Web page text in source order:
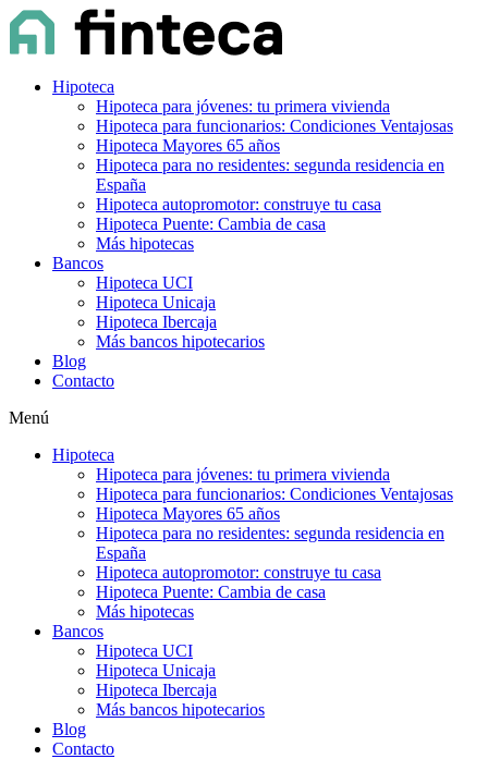
Hipoteca
Hipoteca para jóvenes: tu primera vivienda
Hipoteca para funcionarios: Condiciones Ventajosas
Hipoteca Mayores 65 años
Hipoteca para no residentes: segunda residencia en
España
Hipoteca autopromotor: construye tu casa
Hipoteca Puente: Cambia de casa
Más hipotecas
Bancos
Hipoteca UCI
Hipoteca Unicaja
Hipoteca Ibercaja
Más bancos hipotecarios
Blog
Contacto
Menú
Hipoteca
Hipoteca para jóvenes: tu primera vivienda
Hipoteca para funcionarios: Condiciones Ventajosas
Hipoteca Mayores 65 años
Hipoteca para no residentes: segunda residencia en
España
Hipoteca autopromotor: construye tu casa
Hipoteca Puente: Cambia de casa
Más hipotecas
Bancos
Hipoteca UCI
Hipoteca Unicaja
Hipoteca Ibercaja
Más bancos hipotecarios
Blog
Contacto